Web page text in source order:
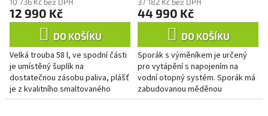
12 990 Kč
DO KOŠÍKU
Velká trouba 58 l, ve spodní části
je umístěný šuplík na
dostatečnou zásobu paliva, plášť
je z kvalitního smaltovaného
plechu s odolností až do 800°C.
44 990 Kč
DO KOŠÍKU
Sporák s výměníkem je určený
pro vytápění s napojením na
vodní otopný systém. Sporák má
zabudovanou měděnou
ochlazovací smyčku, která